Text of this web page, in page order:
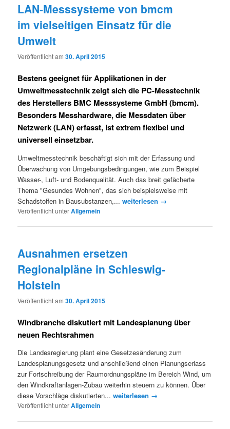
LAN-Messsysteme von bmcm
im vielseitigen Einsatz für die
Umwelt
Veröffentlicht am30. April 2015
Bestens geeignet für Applikationen in der
Umweltmesstechnik zeigt sich die PC-Messtechnik
des Herstellers BMC Messsysteme GmbH (bmcm).
Besonders Messhardware, die Messdaten über
Netzwerk (LAN) erfasst, ist extrem flexibel und
universell einsetzbar.
Umweltmesstechnik beschäftigt sich mit der Erfassung und
Überwachung von Umgebungsbedingungen, wie zum Beispiel
Wasser-, Luft- und Bodenqualität. Auch das breit gefächerte
Thema "Gesundes Wohnen", das sich beispielsweise mit
Schadstoffen in Bausubstanzen,...weiterlesen →
Veröffentlicht unterAllgemein
Ausnahmen ersetzen
Regionalpläne in Schleswig-
Holstein
Veröffentlicht am30. April 2015
Windbranche diskutiert mit Landesplanung über
neuen Rechtsrahmen
Die Landesregierung plant eine Gesetzesänderung zum
Landesplanungsgesetz und anschließend einen Planungserlass
zur Fortschreibung der Raumordnungspläne im Bereich Wind, um
den Windkraftanlagen-Zubau weiterhin steuern zu können. Über
diese Vorschläge diskutierten...weiterlesen →
Veröffentlicht unterAllgemein